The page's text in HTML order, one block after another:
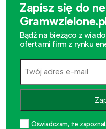
Zapisz się do
Bądź na bieżąco z
ofertami firm z rynku
Oświadczam, że